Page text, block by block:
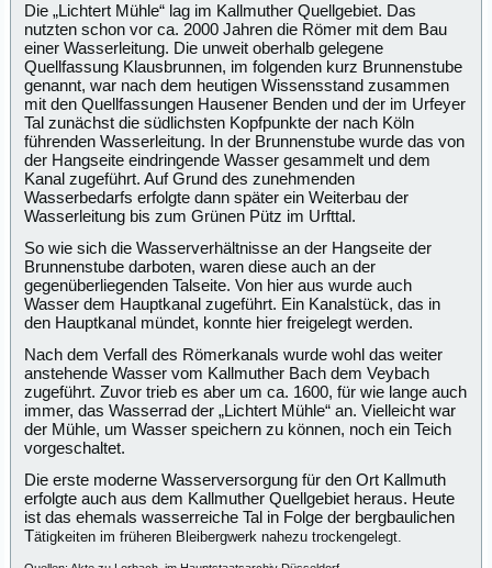
Die „Lichtert Mühle“ lag im Kallmuther Quellgebiet. Das
nutzten schon vor ca. 2000 Jahren die Römer mit dem Bau
einer Wasserleitung. Die unweit oberhalb gelegene
Quellfassung Klausbrunnen, im folgenden kurz Brunnenstube
genannt, war nach dem heutigen Wissensstand zusammen
mit den Quellfassungen Hausener Benden und der im Urfeyer
Tal zunächst die südlichsten Kopfpunkte der nach Köln
führenden Wasserleitung. In der Brunnenstube wurde das von
der Hangseite eindringende Wasser gesammelt und dem
Kanal zugeführt. Auf Grund des zunehmenden
Wasserbedarfs erfolgte dann später ein Weiterbau der
Wasserleitung bis zum Grünen Pütz im Urfttal.
So wie sich die Wasserverhältnisse an der Hangseite der
Brunnenstube darboten, waren diese auch an der
gegenüberliegenden Talseite. Von hier aus wurde auch
Wasser dem Hauptkanal zugeführt. Ein Kanalstück, das in
den Hauptkanal mündet, konnte hier freigelegt werden.
Nach dem Verfall des Römerkanals wurde wohl das weiter
anstehende Wasser vom Kallmuther Bach dem Veybach
zugeführt. Zuvor trieb es aber um ca. 1600, für wie lange auch
immer, das Wasserrad der „Lichtert Mühle“ an. Vielleicht war
der Mühle, um Wasser speichern zu können, noch ein Teich
vorgeschaltet.
Die erste moderne Wasserversorgung für den Ort Kallmuth
erfolgte auch aus dem Kallmuther Quellgebiet heraus. Heute
ist das ehemals wasserreiche Tal in Folge der bergbaulichen
Tätigkeiten im früheren Bleibergwerk nahezu trockengelegt.